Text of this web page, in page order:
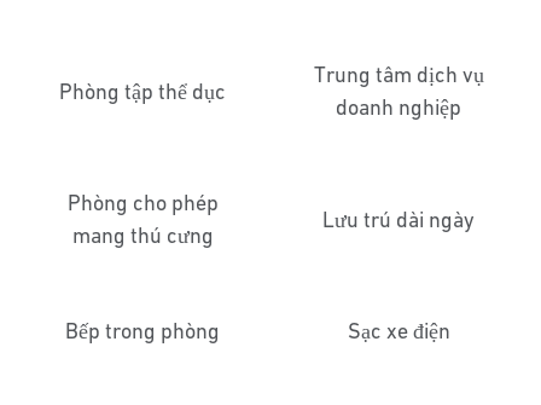
Phòng tập thể dục
Trung tâm dịch vụ
doanh nghiệp
Phòng cho phép
mang thú cưng
Lưu trú dài ngày
Bếp trong phòng Sạc xe điện